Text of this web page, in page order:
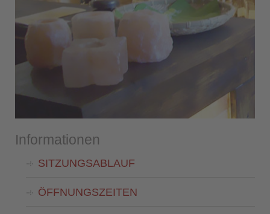
Informationen
SITZUNGSABLAUF
ÖFFNUNGSZEITEN